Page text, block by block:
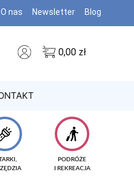
O nas Newsletter Blog
0,00 zł
PODRÓŻE
I REKREACJA